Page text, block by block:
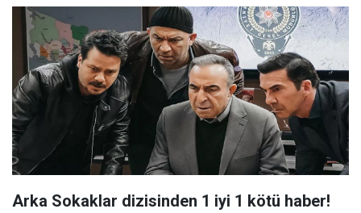
Arka Sokaklar dizisinden 1 iyi 1 kötü haber!